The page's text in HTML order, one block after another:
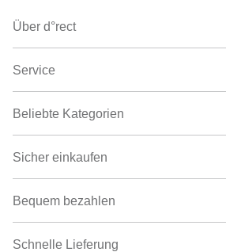
Über d°rect
Service
Beliebte Kategorien
Sicher einkaufen
Bequem bezahlen
Schnelle Lieferung